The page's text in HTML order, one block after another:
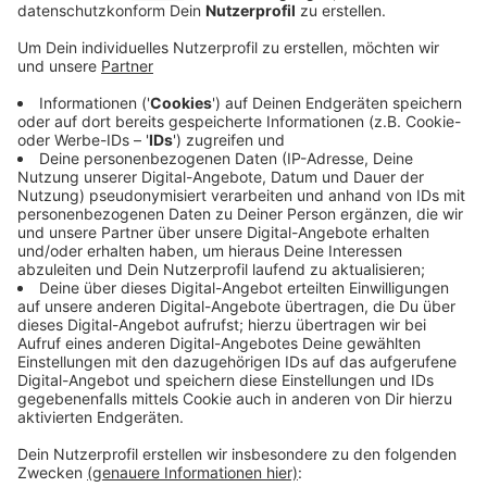
Geschwindigkeit des PKW oder des LKW, der
Veröffentlicht:Mittwoch, 08.06.2022 19:27
Anzeige
Dazu gibts dann einen lächelnden Smiley, wenn das
Tempo passt, oder den traurigen Smiley, wenn die
Geschwindigkeit zu hoch ist. Die erste Tafel ist nun
auf der Limpericher Straße in Höhe der
Kindertagesstätte montiert worden. Die weiteren
Tafeln sollen auch vor allem im Umfeld von Schulen
und Kindertagesstätten angebracht werden. Die Stadt
hofft, damit für mehr Sicherheit auf den Straßen zu
sorgen.
Anzeige